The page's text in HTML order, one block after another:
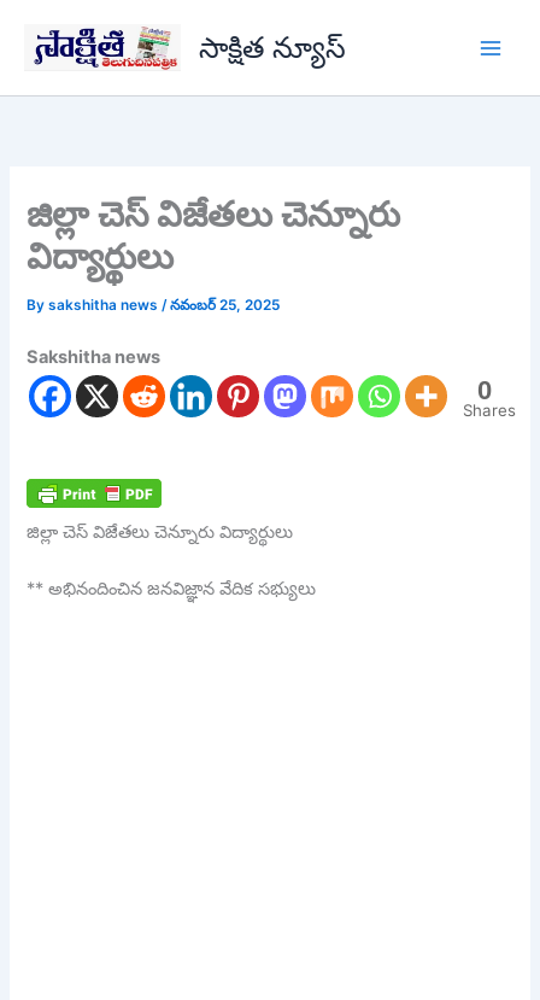
content
సాక్షిత న్యూస్
జిల్లా చెస్ విజేతలు చెన్నూరు
విద్యార్థులు
Bysakshitha news/నవంబర్ 25, 2025
Sakshitha news
0
Shares
జిల్లా చెస్ విజేతలు చెన్నూరు విద్యార్థులు
** అభినందించిన జనవిజ్ఞాన వేదిక సభ్యులు